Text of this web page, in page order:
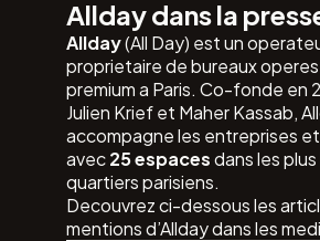
Allday dans la
Allday(All Day) est un
proprietaire de bureaux
premium a Paris. Co-fonde en
Julien Krief et Maher Kassab,
accompagne les entreprises
avec25 espacesdans les
quartiers parisiens.
Decouvrez ci-dessous les
mentions d’Allday dans les